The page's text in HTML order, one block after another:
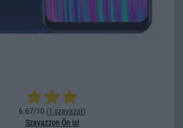
6.67/10 (1 szavazat)
Szavazzon Ön is!